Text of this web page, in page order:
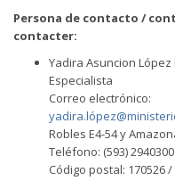
Persona de contacto /
contacter:
Yadira Asuncion López
Especialista
Correo electrónico:
yadira.ló
Robles E4-54 y
Teléfono: (593)
Código postal: 170526